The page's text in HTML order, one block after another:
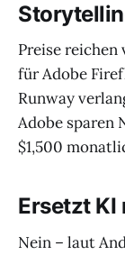
Preise
für Adobe
Runway
Adobe sparen
$1,500
Ersetzt
Nein – laut